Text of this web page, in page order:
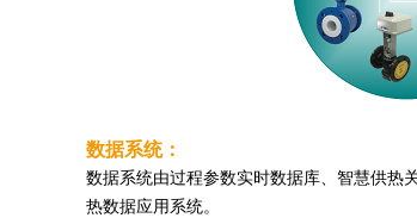
数据系统：
数据系统由过程参数实时数据库、智慧供热
热数据应用系统。